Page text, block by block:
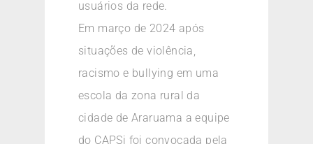
usuários da rede.
Em março de 2024 após
situações de violência,
racismo e bullying em uma
escola da zona rural da
cidade de Araruama a equipe
do CAPSi foi convocada pela